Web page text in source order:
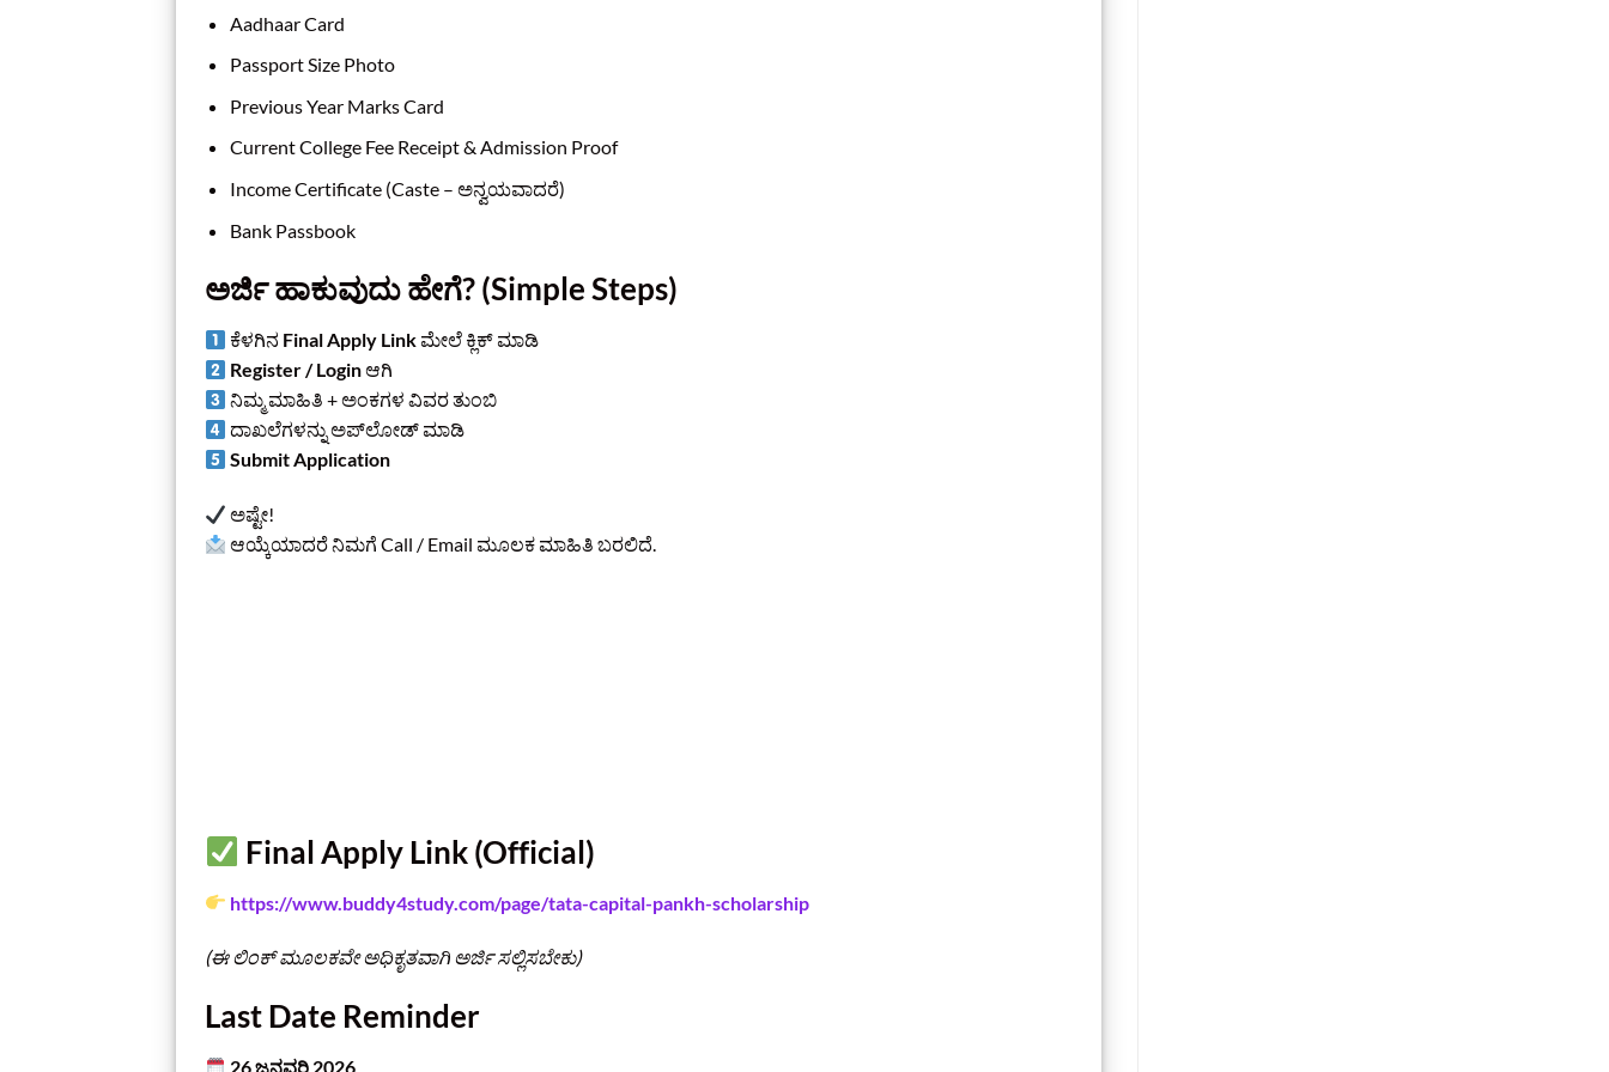
Aadhaar Card
Passport Size Photo
Previous Year Marks Card
Current College Fee Receipt & Admission Proof
Income Certificate (Caste – ಅನ್ವಯವಾದರೆ)
Bank Passbook
ಅರ್ಜಿ ಹಾಕುವುದು ಹೇಗೆ? (Simple Steps)
ಕೆಳಗಿನ Final Apply Linkಮೇಲೆ ಕ್ಲಿಕ್ ಮಾಡಿ
Register / Loginಆಗಿ
ನಿಮ್ಮ ಮಾಹಿತಿ + ಅಂಕಗಳ ವಿವರ ತುಂಬಿ
ದಾಖಲೆಗಳನ್ನು ಅಪ್‌ಲೋಡ್ ಮಾಡಿ
Submit Application
ಅಷ್ಟೇ!
ಆಯ್ಕೆಯಾದರೆ ನಿಮಗೆ Call / Email ಮೂಲಕ ಮಾಹಿತಿ ಬರಲಿದೆ.
Final Apply Link (Official)
https://www.buddy4study.com/page/tata-capital-pankh-scholarship
(ಈ ಲಿಂಕ್ ಮೂಲಕವೇ ಅಧಿಕೃತವಾಗಿ ಅರ್ಜಿ ಸಲ್ಲಿಸಬೇಕು)
Last Date Reminder
26 ಜನವರಿ 2026